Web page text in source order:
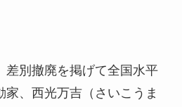
差別撤廃を掲げて全国水平
、西光万吉（さいこうま